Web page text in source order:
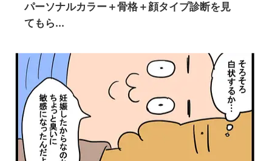
パーソナルカラー＋骨格＋顔タイプ診断を見
てもら...